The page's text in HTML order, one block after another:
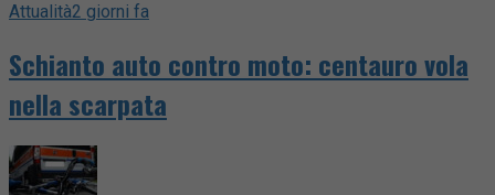
Attualità2 giorni fa
Schianto auto contro moto: centauro vola
nella scarpata